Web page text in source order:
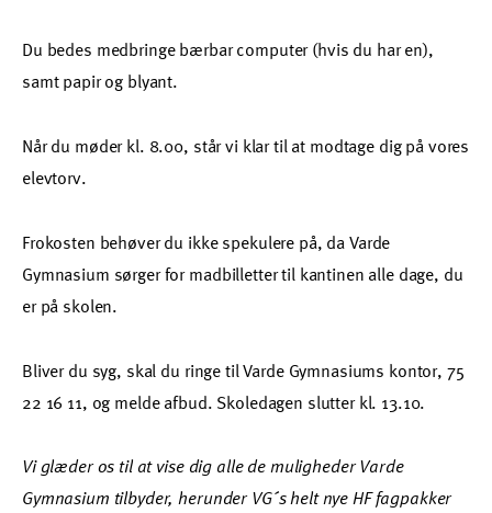
Du bedes medbringe bærbar computer (hvis du har en),
samt papir og blyant.
Når du møder kl. 8.00, står vi klar til at modtage dig på vores
elevtorv.
Frokosten behøver du ikke spekulere på, da Varde
Gymnasium sørger for madbilletter til kantinen alle dage, du
er på skolen.
Bliver du syg, skal du ringe til Varde Gymnasiums kontor, 75
22 16 11, og melde afbud. Skoledagen slutter kl. 13.10.
Vi glæder os til at vise dig alle de muligheder Varde
Gymnasium tilbyder, herunder VG´s helt nye HF fagpakker